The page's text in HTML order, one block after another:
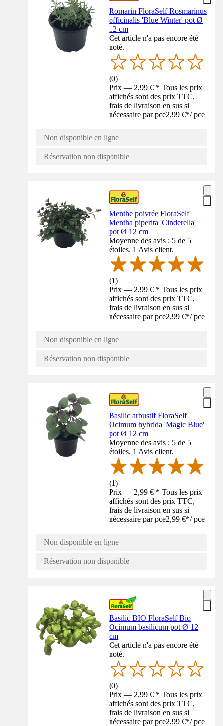
Romarin FloraSelf Rosmarinus
officinalis 'Blue Winter' pot Ø
12 cm
Cet article n'a pas encore été
noté.
(0)
Prix — 2,99 € * Tous les prix
affichés sont des prix TTC,
frais de livraison en sus si
nécessaire par pce2,99 €*/ pce
Non disponible en ligne
Réservation non disponible
Menthe poivrée FloraSelf
Mentha piperita 'Cinderella'
pot Ø 12 cm
Moyenne des avis : 5 de 5
étoiles. 1 Avis client.
(1)
Prix — 2,99 € * Tous les prix
affichés sont des prix TTC,
frais de livraison en sus si
nécessaire par pce2,99 €*/ pce
Non disponible en ligne
Réservation non disponible
Basilic arbustif FloraSelf
Ocimum hybrida 'Magic Blue'
pot Ø 12 cm
Moyenne des avis : 5 de 5
étoiles. 1 Avis client.
(1)
Prix — 2,99 € * Tous les prix
affichés sont des prix TTC,
frais de livraison en sus si
nécessaire par pce2,99 €*/ pce
Non disponible en ligne
Réservation non disponible
Basilic BIO FloraSelf Bio
Ocimum basilicum pot Ø 12
cm
Cet article n'a pas encore été
noté.
(0)
Prix — 2,99 € * Tous les prix
affichés sont des prix TTC,
frais de livraison en sus si
nécessaire par pce2,99 €*/ pce